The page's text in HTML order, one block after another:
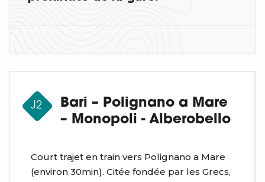
J2
Bari – Polignano a Mare
– Monopoli - Alberobello
Court trajet en train vers Polignano a Mare
(environ 30min). Citée fondée par les Grecs,